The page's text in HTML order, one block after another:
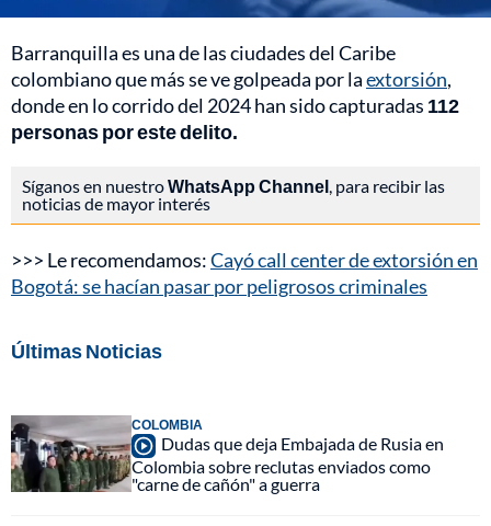
Barranquilla es una de las ciudades del Caribe
colombiano que más se ve golpeada por laextorsión,
donde en lo corrido del 2024 han sido capturadas 112
personas por este delito.
Síganos en nuestroWhatsApp Channel , para recibir las
noticias de mayor interés
>>> Le recomendamos:Cayó call center de extorsión en
Bogotá: se hacían pasar por peligrosos criminales
Últimas Noticias
COLOMBIA
Dudas que deja Embajada de Rusia en
Colombia sobre reclutas enviados como
"carne de cañón" a guerra